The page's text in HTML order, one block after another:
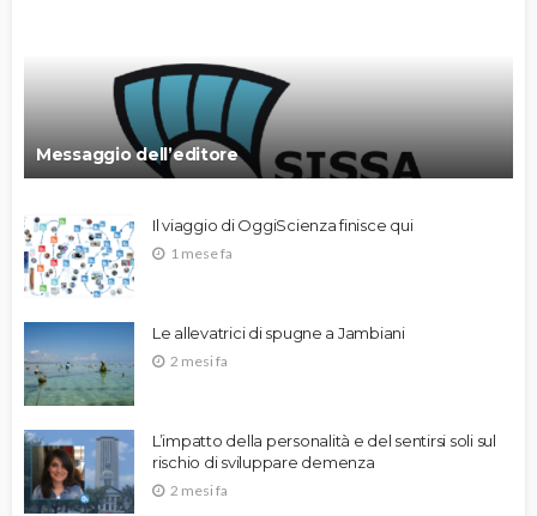
Messaggio dell’editore
Il viaggio di OggiScienza finisce qui
1 mese fa
Le allevatrici di spugne a Jambiani
2 mesi fa
L’impatto della personalità e del sentirsi soli sul
rischio di sviluppare demenza
2 mesi fa